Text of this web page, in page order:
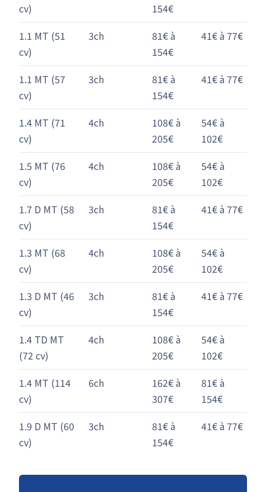
cv)
154€
1.1 MT (51
cv)
3ch
81€ à
154€
41€ à 77€
1.1 MT (57
cv)
3ch
81€ à
154€
41€ à 77€
1.4 MT (71
cv)
4ch
108€ à
205€
54€ à
102€
1.5 MT (76
cv)
4ch
108€ à
205€
54€ à
102€
1.7 D MT (58
cv)
3ch
81€ à
154€
41€ à 77€
1.3 MT (68
cv)
4ch
108€ à
205€
54€ à
102€
1.3 D MT (46
cv)
3ch
81€ à
154€
41€ à 77€
1.4 TD MT
(72 cv)
4ch
108€ à
205€
54€ à
102€
1.4 MT (114
cv)
6ch
162€ à
307€
81€ à
154€
1.9 D MT (60
cv)
3ch
81€ à
154€
41€ à 77€